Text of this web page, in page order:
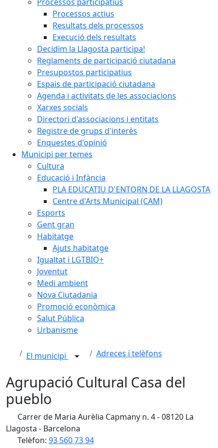
Processos actius
Resultats dels processos
Execució dels resultats
Decidim la Llagosta participa!
Reglaments de participació ciutadana
Presupostos participatius
Espais de participació ciutadana
Agenda i activitats de les associacions
Xarxes socials
Directori d'associacions i entitats
Registre de grups d'interès
Enquestes d'opinió
Municipi per temes
Cultura
Educació i Infància
PLA EDUCATIU D'ENTORN DE LA LLAGOSTA
Centre d'Arts Municipal (CAM)
Esports
Gent gran
Habitatge
Ajuts habitatge
Igualtat i LGTBIQ+
Joventut
Medi ambient
Nova Ciutadania
Promoció econòmica
Salut Pública
Urbanisme
El municipi Adreces i telèfons
Agrupació Cultural Casa del
pueblo
Carrer de Maria Aurèlia Capmany n. 4 - 08120 La
Llagosta - Barcelona
Telèfon: 93 560 73 94